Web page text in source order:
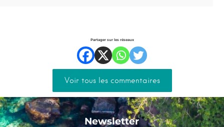
Partager sur les réseaux
Voir tous les commentaires
Newsletter